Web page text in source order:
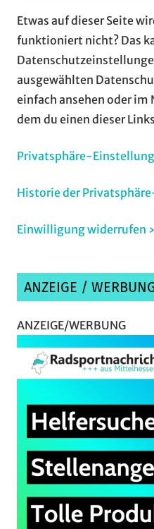
Etwas auf dieser Seite
funktioniert nicht? Das
ausgewählten
einfach ansehen oder im
dem du einen dieser
Privatsphäre-
Historie der
Einwilligung widerrufen
ANZEIGE /
ANZEIGE/WERBUNG